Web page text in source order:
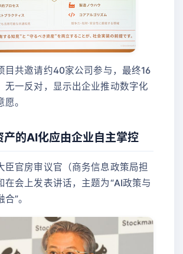
目共邀请约40家公司参与，最终16
无一反对，显示出企业推动数字化
。
产的AI化应由企业自主掌控
臣官房审议官（商务信息政策局担
在会上发表讲话，主题为“AI政策与
”。